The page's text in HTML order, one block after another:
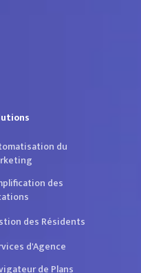
du
des
des Résidents
d'Agence
de Plans